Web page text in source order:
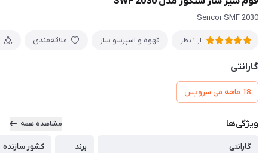
Sencor SMF 2030
از 1 نظر قهوه و اسپرسو ساز علاقه‌مندی
گارانتی
18 ماهه می سرویس
ویژگی‌ها مشاهده همه
گارانتی
برند
کشور سازنده